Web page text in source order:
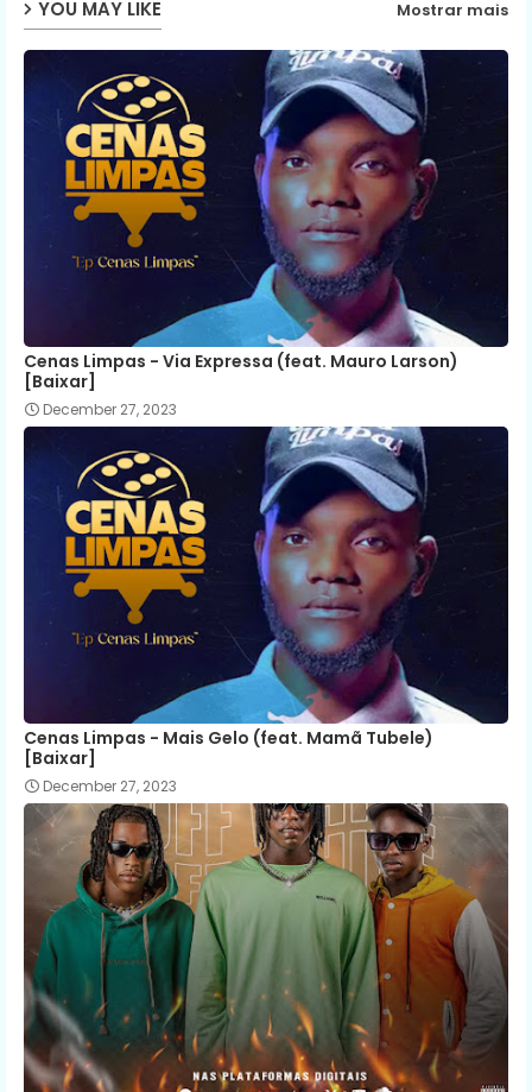
YOU MAY LIKE Mostrar mais
Cenas Limpas - Via Expressa (feat. Mauro Larson)
[Baixar]
December 27, 2023
Cenas Limpas - Mais Gelo (feat. Mamã Tubele)
[Baixar]
December 27, 2023